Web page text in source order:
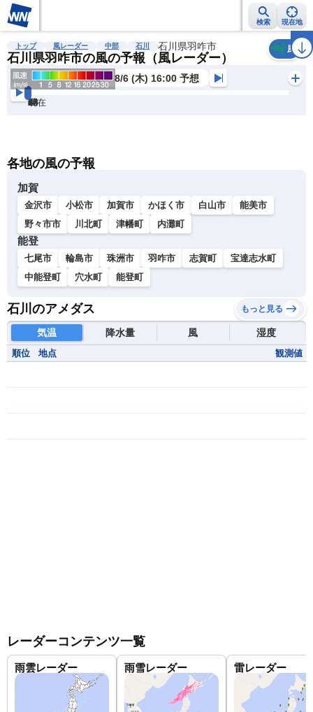
検索 現在地
雨雲レーダー 台風情報 地震情報 警報・注意報 2週間天気 ラ
トップ 風レーダー 中部 石川 石川県羽咋市
石川県羽咋市の風の予報（風レーダー）
風
8/6 (木) 16:00 予想
現在
6h
12
24
36
48
60
72
各地の風の予報
加賀
金沢市 小松市 加賀市 かほく市 白山市
能美市
野々市市
川北町 津幡町 内灘町
能登
七尾市 輪島市 珠洲市 羽咋市 志賀町
宝達志水町
中能登町
穴水町 能登町
石川のアメダス もっと見る
気温 降水量 風 湿度
順位 地点 観測値
レーダーコンテンツ一覧
雨雲レーダー 雨雪レーダー 雷レーダー